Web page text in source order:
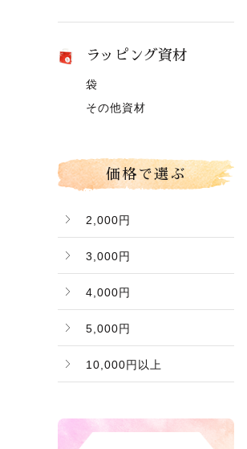
黄金桃【9月上旬頃～】
～】
ラッピング資材
袋
その他資材
価格で選ぶ
2,000円
3,000円
4,000円
5,000円
10,000円以上